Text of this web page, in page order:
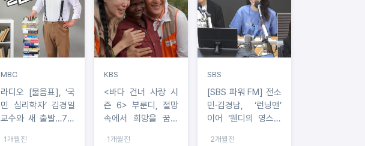
MBC
라디오 [물음표], ‘국
민 심리학자’ 김경일
교수와 새 출발…7월
1개월전
KBS
<바다 건너 사랑 시
즌 6> 부룬디, 절망
속에서 희망을 꿈꾸
1개월전
SBS
[SBS 파워 FM] 전소
민·김경남, ‘런닝맨’
이어 ‘웬디의 영스트
2개월전